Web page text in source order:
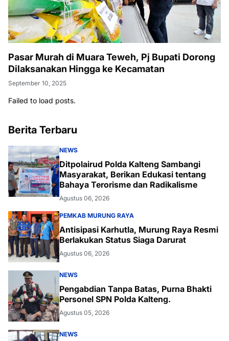
Pasar Murah di Muara Teweh, Pj Bupati Dorong
Dilaksanakan Hingga ke Kecamatan
September 10, 2025
Failed to load posts.
Berita Terbaru
NEWS
Ditpolairud Polda Kalteng Sambangi
Masyarakat, Berikan Edukasi tentang
Bahaya Terorisme dan Radikalisme
Agustus 06, 2026
PEMKAB MURUNG RAYA
Antisipasi Karhutla, Murung Raya Resmi
Berlakukan Status Siaga Darurat
Agustus 06, 2026
NEWS
Pengabdian Tanpa Batas, Purna Bhakti
Personel SPN Polda Kalteng.
Agustus 05, 2026
NEWS